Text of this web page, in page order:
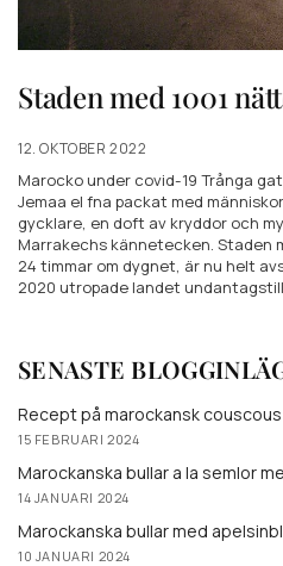
Staden med 1001
12. OKTOBER 2022
Marocko under covid-19 Trånga
Jemaa el fna packat med
gycklare, en doft av kryddor och
Marrakechs kännetecken. Staden
24 timmar om dygnet, är nu helt
2020 utropade landet
SENASTE
Recept på marockansk couscous
15 FEBRUARI 2024
Marockanska bullar a la semlor
14 JANUARI 2024
Marockanska bullar med
10 JANUARI 2024